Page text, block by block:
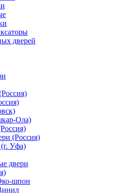
дверей
Ола)
(Россия)
Уфа)
двери
шпон